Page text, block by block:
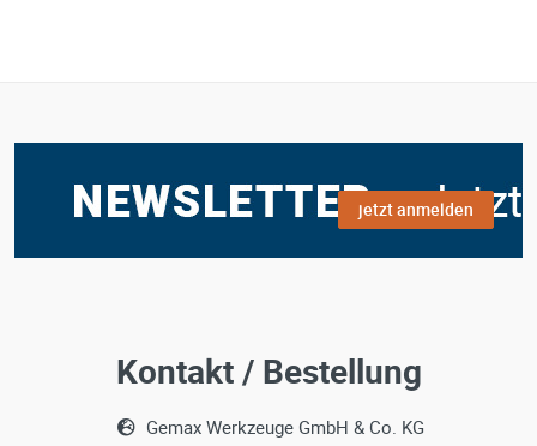
jetzt anmelden
Kontakt / Bestellung
Gemax Werkzeuge GmbH & Co. KG